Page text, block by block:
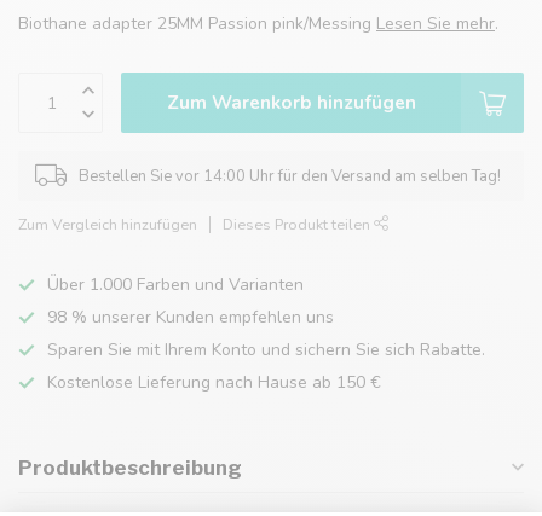
Biothane adapter 25MM Passion pink/Messing Lesen Sie mehr.
Zum Warenkorb hinzufügen
Bestellen Sie vor 14:00 Uhr für den Versand am selben Tag!
Zum Vergleich hinzufügen Dieses Produkt teilen
Über 1.000 Farben und Varianten
98 % unserer Kunden empfehlen uns
Sparen Sie mit Ihrem Konto und sichern Sie sich Rabatte.
Kostenlose Lieferung nach Hause ab 150 €
Produktbeschreibung